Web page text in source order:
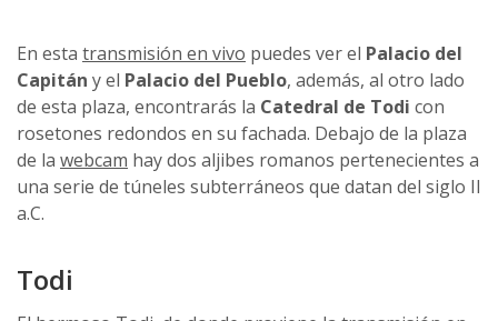
En esta transmisión en vivo puedes ver el Palacio del
Capitán y el Palacio del Pueblo, además, al otro lado
de esta plaza, encontrarás la Catedral de Todi con
rosetones redondos en su fachada. Debajo de la plaza
de la webcam hay dos aljibes romanos pertenecientes a
una serie de túneles subterráneos que datan del siglo II
a.C.
Todi